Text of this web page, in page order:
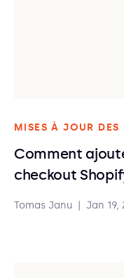
MISES À JOUR DES
Comment
checkout
Tomas Janu Jan 19,